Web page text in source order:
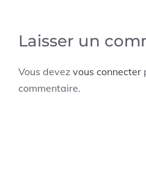
Laisser un
Vous devez vous connecter
commentaire.